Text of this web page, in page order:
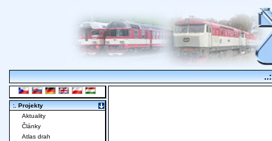
:. Projekty
Aktuality
Články
Atlas drah